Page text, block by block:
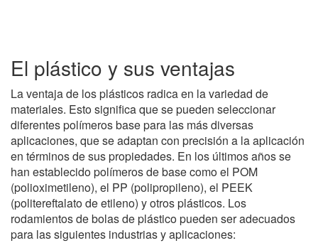
El plástico y sus ventajas
La ventaja de los plásticos radica en la variedad de
materiales. Esto significa que se pueden seleccionar
diferentes polímeros base para las más diversas
aplicaciones, que se adaptan con precisión a la aplicación
en términos de sus propiedades. En los últimos años se
han establecido polímeros de base como el POM
(polioximetileno), el PP (polipropileno), el PEEK
(politereftalato de etileno) y otros plásticos. Los
rodamientos de bolas de plástico pueden ser adecuados
para las siguientes industrias y aplicaciones: